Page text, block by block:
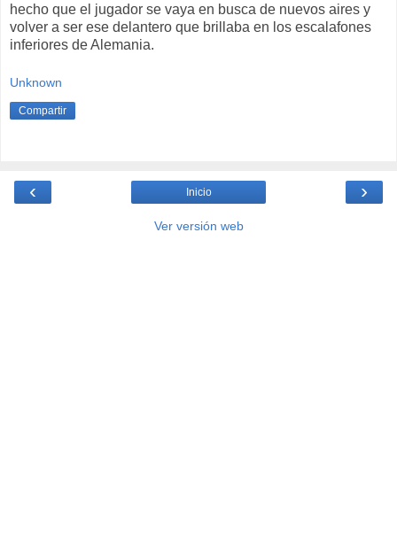
hecho que el jugador se vaya en busca de nuevos aires y
volver a ser ese delantero que brillaba en los escalafones
inferiores de Alemania.
Unknown
Compartir
‹ ›
Inicio
Ver versión web